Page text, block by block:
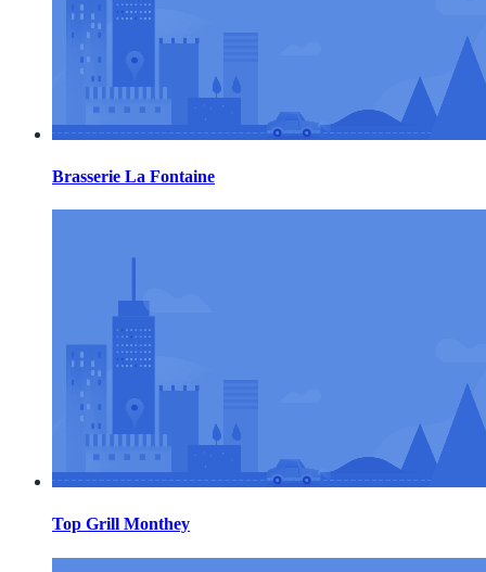
Brasserie La Fontaine
Top Grill Monthey